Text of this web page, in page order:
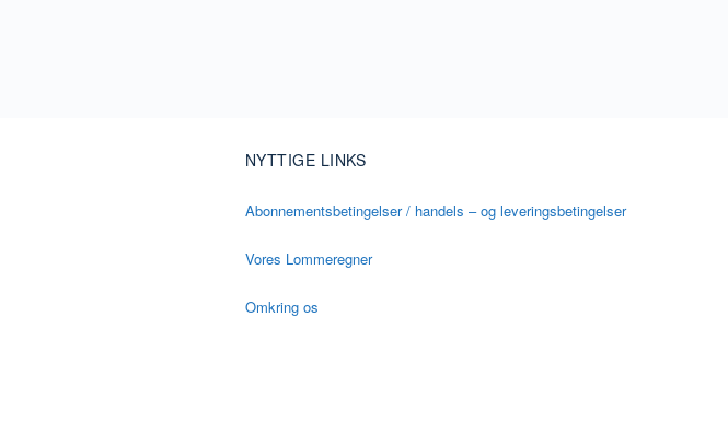
NYTTIGE LINKS
Abonnementsbetingelser / handels – og leveringsbetingelser
Vores Lommeregner
Omkring os